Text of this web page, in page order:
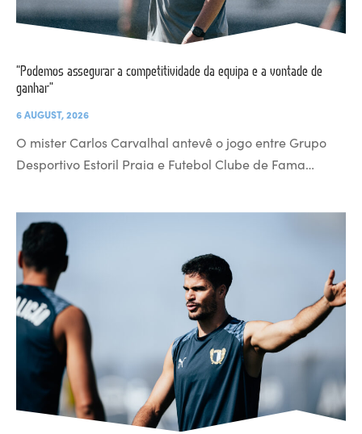
“Podemos assegurar a competitividade da equipa e a vontade de
ganhar”
6 AUGUST, 2026
O mister Carlos Carvalhal antevê o jogo entre Grupo
Desportivo Estoril Praia e Futebol Clube de Fama…